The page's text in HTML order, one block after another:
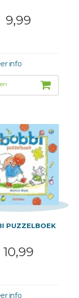
9,99
PUZZELBOEK
10,99